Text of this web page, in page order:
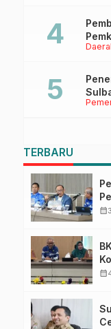
TERBARU
calendar_month
calendar_month